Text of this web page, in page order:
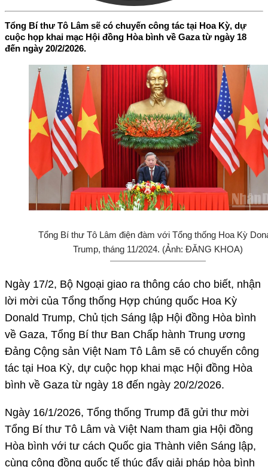
Tổng Bí thư Tô Lâm sẽ có chuyến công tác tại Hoa Kỳ, dự
cuộc họp khai mạc Hội đồng Hòa bình về Gaza từ ngày 18
đến ngày 20/2/2026.
Tổng Bí thư Tô Lâm điện đàm với Tổng thống Hoa Kỳ
Trump, tháng 11/2024. (Ảnh: ĐĂNG KHOA)
Ngày 17/2, Bộ Ngoại giao ra thông cáo cho biết, nhận
lời mời của Tổng thống Hợp chúng quốc Hoa Kỳ
Donald Trump, Chủ tịch Sáng lập Hội đồng Hòa bình
về Gaza, Tổng Bí thư Ban Chấp hành Trung ương
Đảng Cộng sản Việt Nam Tô Lâm sẽ có chuyến công
tác tại Hoa Kỳ, dự cuộc họp khai mạc Hội đồng Hòa
bình về Gaza từ ngày 18 đến ngày 20/2/2026.
Ngày 16/1/2026, Tổng thống Trump đã gửi thư mời
Tổng Bí thư Tô Lâm và Việt Nam tham gia Hội đồng
Hòa bình với tư cách Quốc gia Thành viên Sáng lập,
cùng cộng đồng quốc tế thúc đẩy giải pháp hòa bình